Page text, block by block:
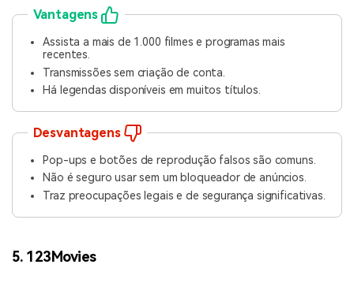
Vantagens
Assista a mais de 1.000 filmes e programas mais
recentes.
Transmissões sem criação de conta.
Há legendas disponíveis em muitos títulos.
Desvantagens
Pop-ups e botões de reprodução falsos são comuns.
Não é seguro usar sem um bloqueador de anúncios.
Traz preocupações legais e de segurança significativas.
5. 123Movies